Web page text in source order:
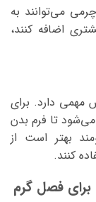
می‌توانند به
اضافه کنند،
مهمی دارد. برای
تا فرم بدن
بهتر است از
کنند.
برای فصل گرم